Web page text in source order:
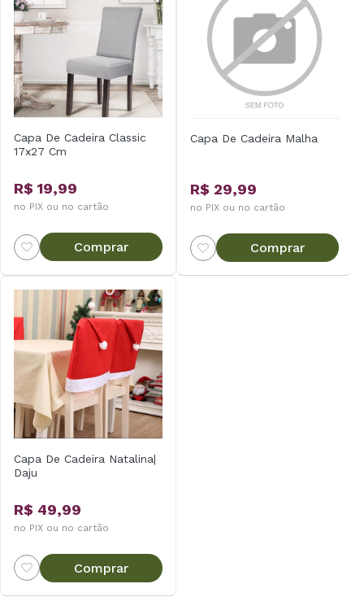
Capa De Cadeira Classic
17x27 Cm
R$ 19,99
no PIX ou no cartão
Comprar
Capa De Cadeira Malha
R$ 29,99
no PIX ou no cartão
Comprar
Capa De Cadeira Natalina|
Daju
R$ 49,99
no PIX ou no cartão
Comprar